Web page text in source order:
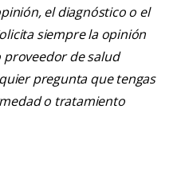
el diagnóstico o el
siempre la opinión
de salud
pregunta que tengas
o tratamiento